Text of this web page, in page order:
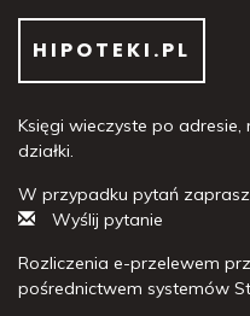
HIPOTEKI.PL
Księgi wieczyste po
działki.
W przypadku pytań
Wyślij pytanie
Rozliczenia e-przelewem
pośrednictwem systemów